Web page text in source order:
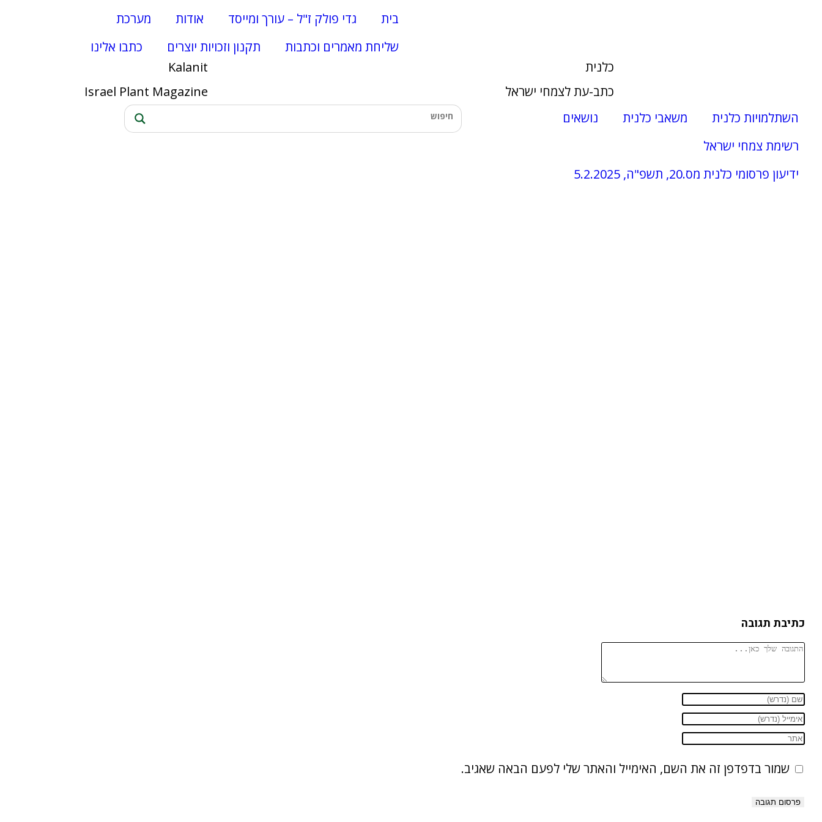
בית גדי פולק ז"ל – עורך ומייסד אודות
מערכת
שליחת מאמרים וכתבות
תקנון וזכויות יוצרים
כתבו אלינו
כלנית
כתב-עת לצמחי ישראל
Kalanit
Israel Plant Magazine
השתלמויות כלנית
משאבי כלנית
נושאים
רשימת צמחי ישראל
ידיעון פרסומי כלנית מס.20, תשפ"ה, 5.2.2025
כתיבת תגובה
שמור בדפדפן זה את השם, האימייל והאתר שלי לפעם הבאה שאגיב.